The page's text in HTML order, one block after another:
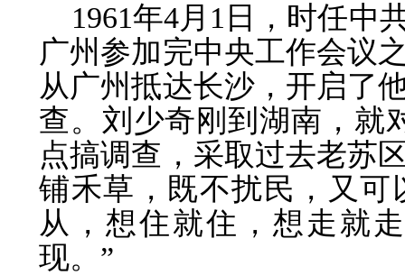
1961年4月1日，时任中
广州参加完中央工作会议
从广州抵达长沙，开启了
查。刘少奇刚到湖南，就
点搞调查，采取过去老苏
铺禾草，既不扰民，又
从，想住就住，想走就
现。”